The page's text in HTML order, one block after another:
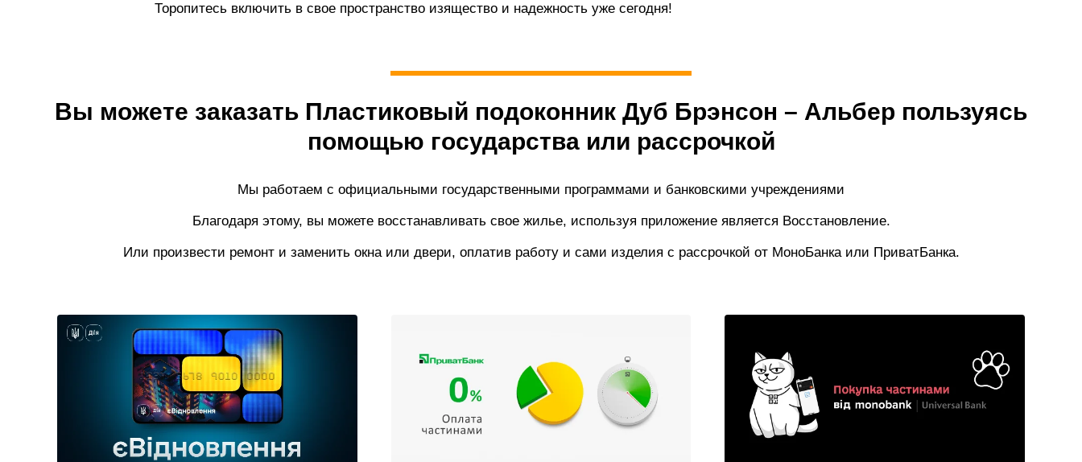
Торопитесь включить в свое пространство изящество и надежность уже сегодня!
Вы можете заказать Пластиковый подоконник Дуб Брэнсон – Альбер пользуясь
помощью государства или рассрочкой
Мы работаем с официальными государственными программами и банковскими учреждениями
Благодаря этому, вы можете восстанавливать свое жилье, используя приложение является Восстановление.
Или произвести ремонт и заменить окна или двери, оплатив работу и сами изделия с рассрочкой от МоноБанка или ПриватБанка.